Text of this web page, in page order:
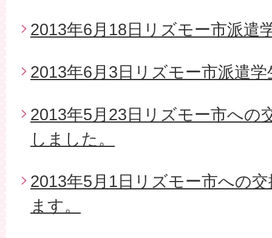
2013年6月18日リズモー市派遣
2013年6月3日リズモー市派遣学
2013年5月23日リズモー市への
しました。
2013年5月1日リズモー市への
ます。